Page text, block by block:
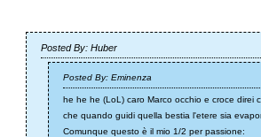
Posted By: Huber
Posted By: Eminenza
he he he (LoL) caro Marco occhio e croce direi
che quando guidi quella bestia l'etere sia
Comunque questo è il mio 1/2 per passione: